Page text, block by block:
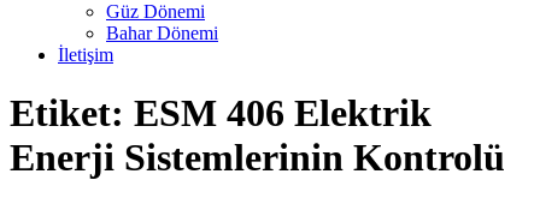
Güz Dönemi
Bahar Dönemi
İletişim
Etiket: ESM 406 Elektrik
Enerji Sistemlerinin Kontrolü